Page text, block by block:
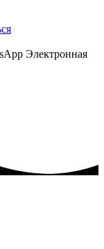
Электронная